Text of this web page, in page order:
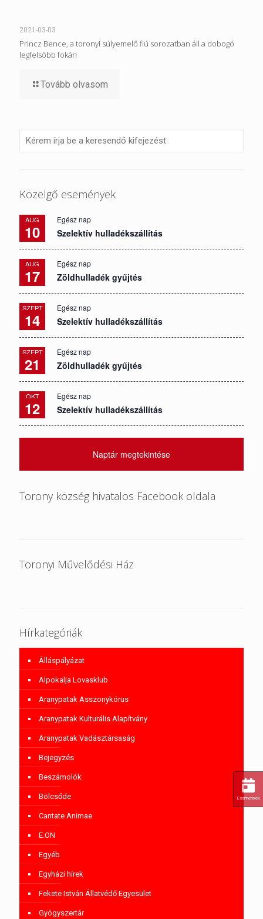
2021-03-03
Princz Bence, a toronyi súlyemelő fiú sorozatban áll a dobogó
legfelsőbb fokán
Tovább olvasom
Közelgő események
AUG
10
Egész nap
Szelektív hulladékszállítás
AUG
17
Egész nap
Zöldhulladék gyűjtés
SZEPT
14
Egész nap
Szelektív hulladékszállítás
SZEPT
21
Egész nap
Zöldhulladék gyűjtés
OKT
12
Egész nap
Szelektív hulladékszállítás
Naptár megtekintése
Torony község hivatalos Facebook oldala
Toronyi Művelődési Ház
Hírkategóriák
Álláspályázat
Alpokalja Lovasklub
Aranypatak Asszonykórus
Aranypatak Kulturális Alapítvány
Aranypatak Vadásztársaság
Bejegyzés
Beszámolók
Bölcsőde
Cantate Animae
E.ON
Egyéb
Egyházi hírek
Fekete István Állatvédő Egyesület
Gyógyszertár
Események